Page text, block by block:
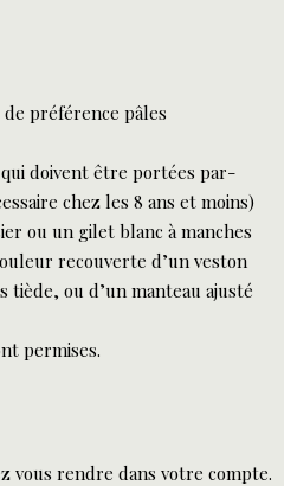
préférence pâles
doivent être portées par-
chez les 8 ans et moins)
ou un gilet blanc à manches
recouverte d’un veston
ou d’un manteau ajusté
permises.
vous rendre dans votre compte.